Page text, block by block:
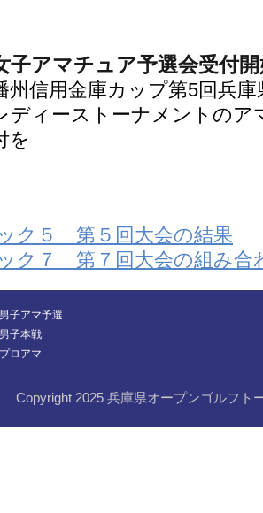
子アマチュア予選会受付
州信用金庫カップ第5回兵
ディーストーナメントのア
を
ク５ 第５回大会の結果
ク７ 第７回大会の組み合
男子アマ予選
男子本戦
プロアマ
Copyright 2025 兵庫県オープンゴルフト